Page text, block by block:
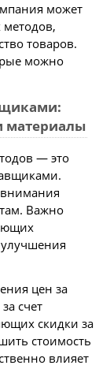
может
методов,
товаров.
можно
материалы
— это
Важно
цен за
счет
скидки за
стоимость
влияет